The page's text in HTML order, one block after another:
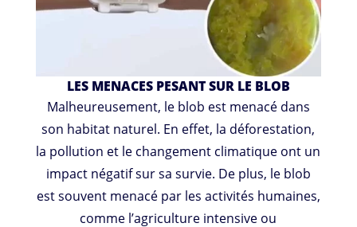
LES MENACES PESANT SUR LE BLOB
Malheureusement, le blob est menacé dans
son habitat naturel. En effet, la déforestation,
la pollution et le changement climatique ont un
impact négatif sur sa survie. De plus, le blob
est souvent menacé par les activités humaines,
comme l’agriculture intensive ou